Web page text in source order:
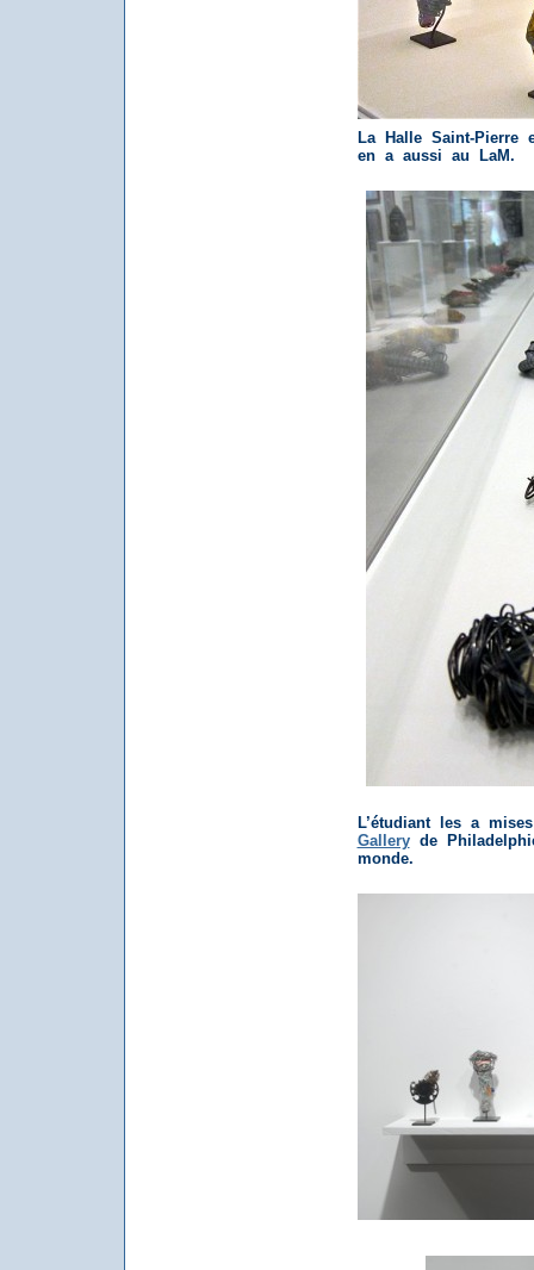
La Halle Saint-
en a aussi au LaM.
L’étudiant les a
Galleryde
monde.